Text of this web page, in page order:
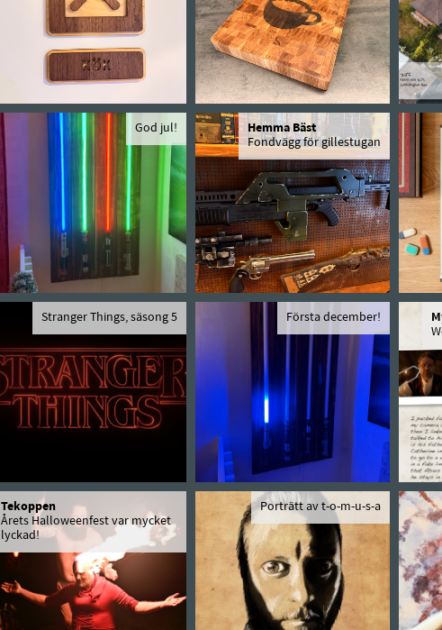
God jul!
Hemma Bäst
Fondvägg för gillestugan
Stranger Things, säsong 5 Första december!
Tekoppen
Årets Halloweenfest var mycket
lyckad!
Porträtt av t-o-m-u-s-a